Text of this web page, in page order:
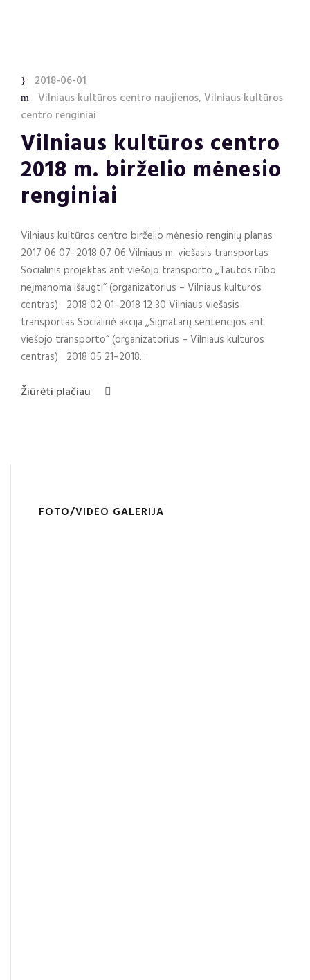
2018-06-01
Vilniaus kultūros centro naujienos, Vilniaus kultūros
centro renginiai
Vilniaus kultūros centro
2018 m. birželio mėnesio
renginiai
Vilniaus kultūros centro birželio mėnesio renginių planas
2017 06 07–2018 07 06 Vilniaus m. viešasis transportas
Socialinis projektas ant viešojo transporto ,,Tautos rūbo
neįmanoma išaugti“ (organizatorius – Vilniaus kultūros
centras) 2018 02 01–2018 12 30 Vilniaus viešasis
transportas Socialinė akcija ,,Signatarų sentencijos ant
viešojo transporto“ (organizatorius – Vilniaus kultūros
centras) 2018 05 21–2018...
Žiūrėti plačiau
FOTO/VIDEO GALERIJA